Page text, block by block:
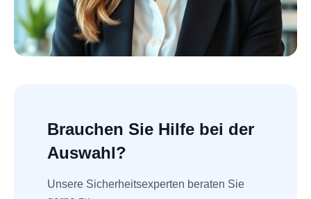
Brauchen Sie Hilfe bei der
Auswahl?
Unsere Sicherheitsexperten beraten Sie